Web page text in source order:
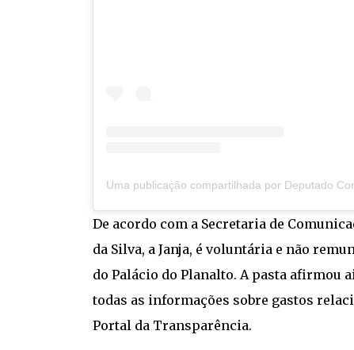
De acordo com a Secretaria de
da Silva, a Janja, é voluntária e não
do Palácio do Planalto. A pasta afirmou
todas as informações sobre gastos
Portal da Transparência.